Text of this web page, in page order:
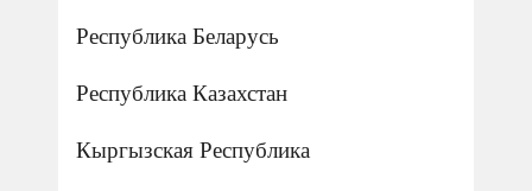
Республика Беларусь
Республика Казахстан
Кыргызская Республика